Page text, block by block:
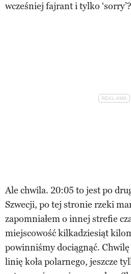
wcześniej fajrant i tylko ‘sorry’?
Ale chwila. 20:05 to jest po
Szwecji, po tej stronie rzeki
zapomniałem o innej strefie
miejscowość kilkadziesiąt
powinniśmy dociągnąć.
linię koła polarnego, jeszcze